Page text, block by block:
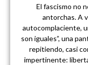
El fascismo no
antorchas. A
autocomplaciente,
son iguales”, una
repitiendo, casi
impertinente: